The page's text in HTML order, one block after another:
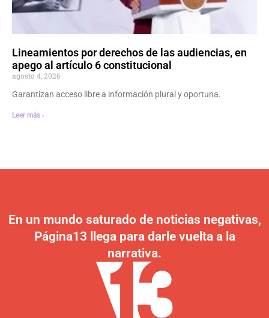
Lineamientos por derechos de las audiencias, en
apego al artículo 6 constitucional
agosto 4, 2026
Garantizan acceso libre a información plural y oportuna.
Leer más ›
En un mundo saturado de noticias negativas,
Página13 llega para darle vuelta a la
narrativa.